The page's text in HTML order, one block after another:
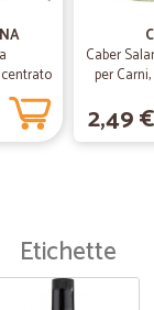
Caber
per
2,49 €
Etichette